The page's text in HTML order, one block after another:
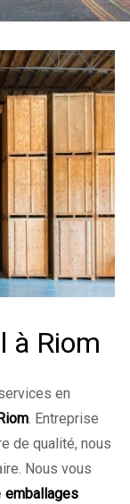
à Riom
en
Riom. Entreprise
de qualité, nous
Nous vous
emballages